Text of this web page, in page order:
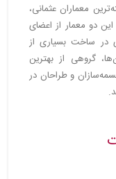
معماران عثمانی،
دو معمار از اعضای
در ساخت بسیاری از
گروهی از بهترین
و طراحان در